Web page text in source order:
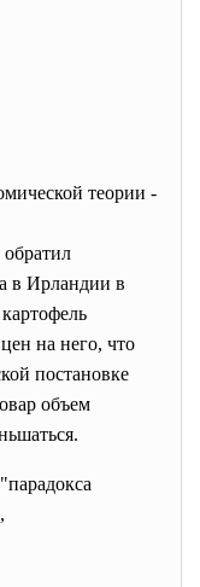
теории -
в Ирландии в
на него, что
постановке
объем